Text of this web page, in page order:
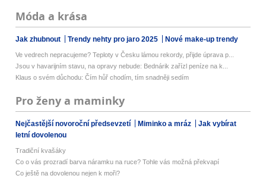
Móda a krása
Jak zhubnout Trendy nehty pro jaro 2025 Nové make-up trendy
Ve vedrech nepracujeme? Teploty v Česku lámou rekordy, přijde úprava p...
Jsou v havarijním stavu, na opravy nebude: Bednárik zařízl peníze na k...
Klaus o svém důchodu: Čím hůř chodím, tím snadněji sedím
Pro ženy a maminky
Nejčastější novoroční předsevzetí Miminko a mráz
Jak vybírat
letní dovolenou
Tradiční kvašáky
Co o vás prozradí barva náramku na ruce? Tohle vás možná překvapí
Co ještě na dovolenou nejen k moři?